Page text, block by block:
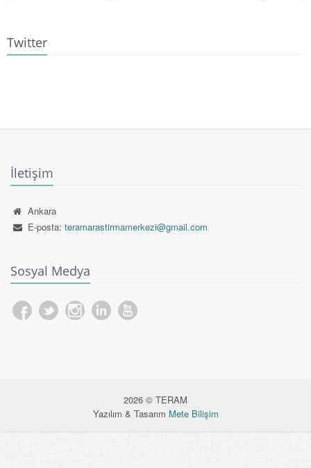
Twitter
İletişim
Ankara
E-posta: teramarastirmamerkezi@gmail.com
Sosyal Medya
2026 © TERAM
Yazılım & Tasarım Mete Bilişim